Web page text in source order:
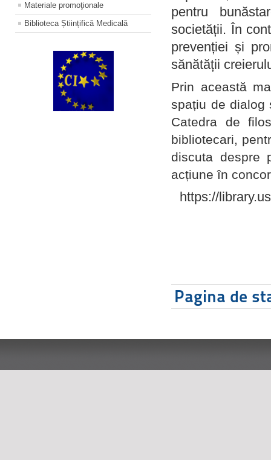
Materiale promoţionale
Biblioteca Științifică Medicală
pentru
societății. În
prevenției și
sănătății
Prin această
spațiu de dialog
Catedra de
bibliotecari,
discuta despre
acțiune în
https://
Pagina de